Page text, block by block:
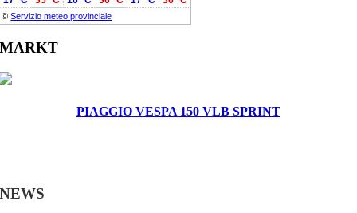
©Servizio meteo provinciale
MARKT
PIAGGIO VESPA 150 VLB SPRINT
NEWS